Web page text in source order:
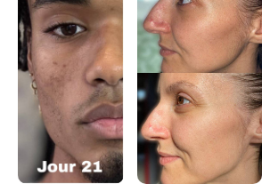
Atelier découverte des soins HL
Auto-massage et moment détente
Bilan bien-être
Thé bien-être offert à l’arrivée
Brunch inclus
⚠️ Seulement 6 places disponibles !
Réserve vite ton moment glow